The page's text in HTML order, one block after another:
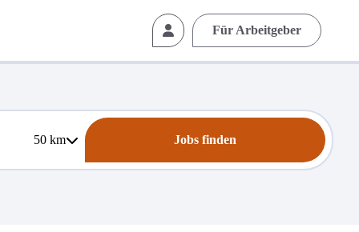
Für Arbeitgeber
50km Jobs finden